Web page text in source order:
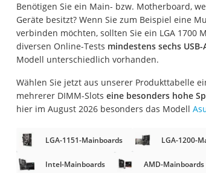
Benötigen Sie ein Main- bzw. Motherboard,
Geräte besitzt? Wenn Sie zum Beispiel eine
verbinden möchten, sollten Sie ein LGA 1700
diversen Online-Tests mindestens sechs
Modell unterschiedlich vorhanden.
Wählen Sie jetzt aus unserer Produkttabelle
mehrerer DIMM-Slots eine besonders hohe
hier im August 2026 besonders das Modell
LGA-1151-Mainboards LGA-1200-
Intel-Mainboards AMD-Mainboards